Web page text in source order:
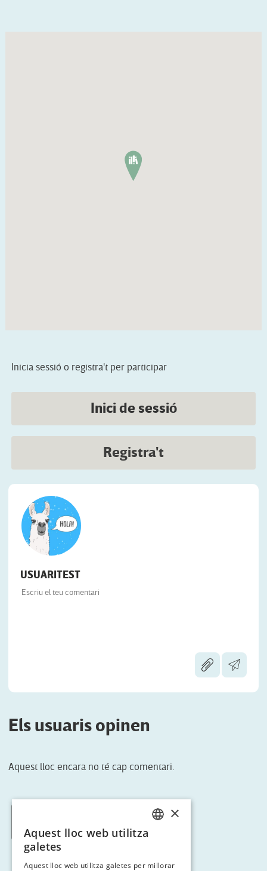
Inicia sessió o registra't per participar
Inici de sessió
Registra't
USUARITEST
Els usuaris opinen
Aquest lloc encara no té cap comentari.
×
Aquest lloc web utilitza
galetes
Aquest lloc web utilitza galetes per millorar